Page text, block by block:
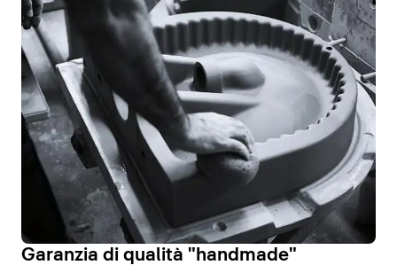
Garanzia di qualità "handmade"